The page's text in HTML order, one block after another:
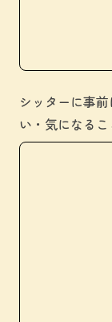
シッターに事
い・気になるこ